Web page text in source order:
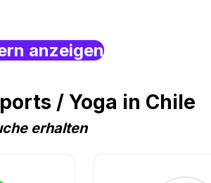
anzeigen
/ Yoga in Chile
erhalten